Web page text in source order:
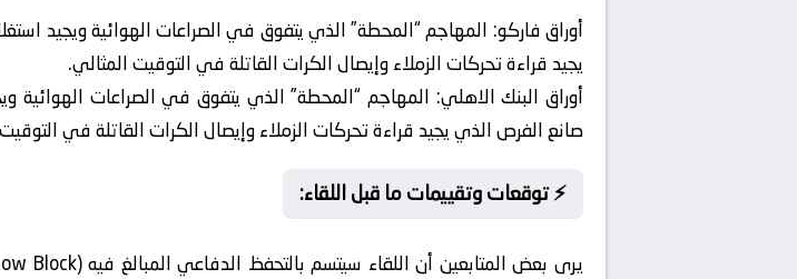
أوراق فاركو: المهاجم “المحطة” الذي يتفوق في الصراعات الهوائية ويجيد
يجيد قراءة تحركات الزملاء وإيصال الكرات القاتلة في التوقيت المثالي.
أوراق البنك الاهلي: المهاجم “المحطة” الذي يتفوق في الصراعات الهوائية
صانع الفرص الذي يجيد قراءة تحركات الزملاء وإيصال الكرات القاتلة في
⚡ توقعات وتقييمات ما قبل اللقاء: